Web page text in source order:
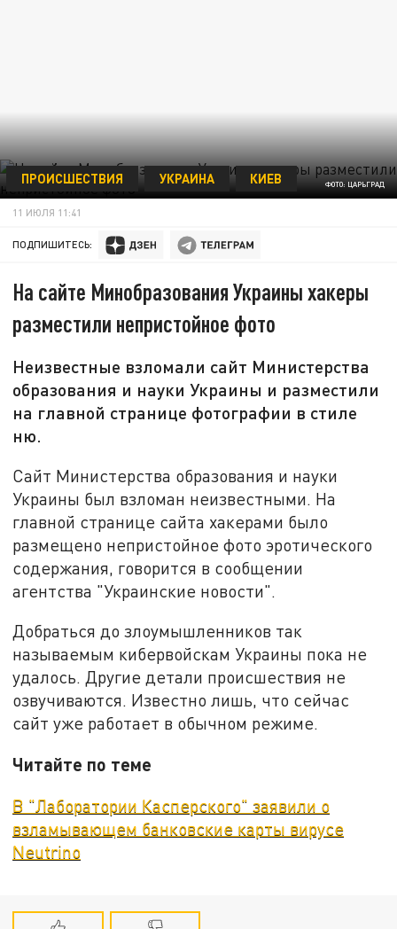
ФОТО: ЦАРЬГРАД
ПРОИСШЕСТВИЯ УКРАИНА КИЕВ
11 ИЮЛЯ 11:41
ПОДПИШИТЕСЬ:
На сайте Минобразования Украины хакеры
разместили непристойное фото
Неизвестные взломали сайт Министерства
образования и науки Украины и разместили
на главной странице фотографии в стиле
ню.
Сайт Министерства образования и науки
Украины был взломан неизвестными. На
главной странице сайта хакерами было
размещено непристойное фото эротического
содержания, говорится в сообщении
агентства "Украинские новости".
Добраться до злоумышленников так
называемым кибервойскам Украины пока не
удалось. Другие детали происшествия не
озвучиваются. Известно лишь, что сейчас
сайт уже работает в обычном режиме.
Читайте по теме
В "Лаборатории Касперского" заявили о
взламывающем банковские карты вирусе
Neutrino